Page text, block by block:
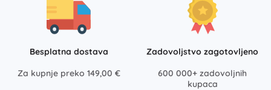
Besplatna dostava
Za kupnje preko 149,00 €
Zadovoljstvo zagotovljeno
600 000+ zadovoljnih
kupaca